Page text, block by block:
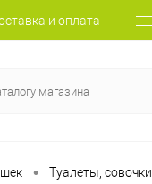
и оплата
• Туалеты, совочки